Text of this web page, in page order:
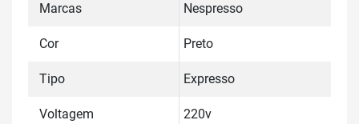
Marcas Nespresso
Cor Preto
Tipo Expresso
Voltagem 220v